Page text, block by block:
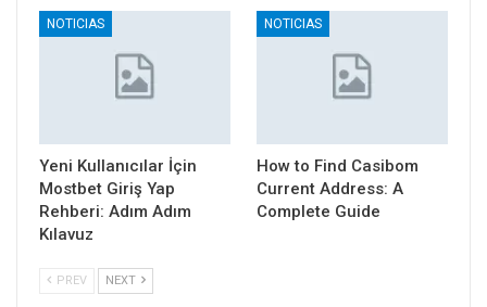
NOTICIAS
Yeni Kullanıcılar İçin
Mostbet Giriş Yap
Rehberi: Adım Adım
Kılavuz
NOTICIAS
How to Find Casibom
Current Address: A
Complete Guide
PREV NEXT